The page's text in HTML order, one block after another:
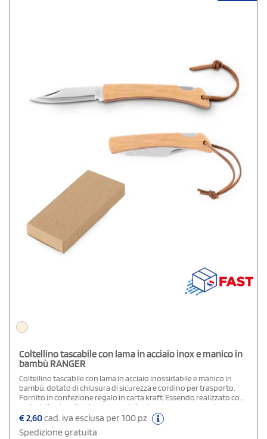
Coltellino tascabile con lama in acciaio inox e manico in
bambù RANGER
Coltellino tascabile con lama in acciaio inossidabile e manico in
bambù, dotato di chiusura di sicurezza e cordino per trasporto.
Fornito in confezione regalo in carta kraft. Essendo realizzato con
materiali naturali, colore e resa della stampa possono variare
leggermente tra un pezzo e l’altro. Dimensioni: 99 x 21 x 13 mm |
€2,60cad. iva esclusa per 100 pz
Spedizione gratuita